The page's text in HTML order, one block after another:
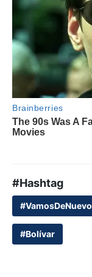
#Hashtag
#VamosDeNuevo
#Bolívar